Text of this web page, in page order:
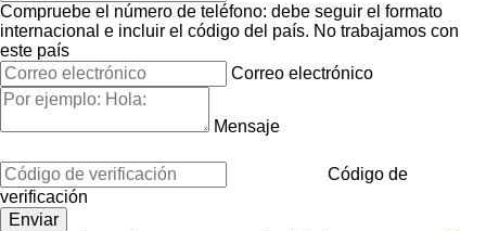
Compruebe el número de teléfono: debe seguir el formato
internacional e incluir el código del país. No trabajamos con
este país
Correo electrónico
Mensaje
Código de
verificación